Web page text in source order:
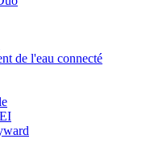
de l'eau connecté